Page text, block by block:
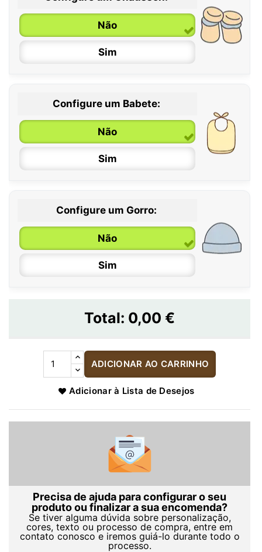
0 / 6 meses
6 / 12 meses
12 / 18 meses
Não
Sim
Configure um Babete:
Não
Sim
Configure um Gorro:
Não
Sim
Total: 0,00 €
ADICIONAR AO CARRINHO
Adicionar à Lista de Desejos
Precisa de ajuda para configurar o seu
produto ou finalizar a sua encomenda?
Se tiver alguma dúvida sobre personalização,
cores, texto ou processo de compra, entre em
contato conosco e iremos guiá-lo durante todo o
processo.